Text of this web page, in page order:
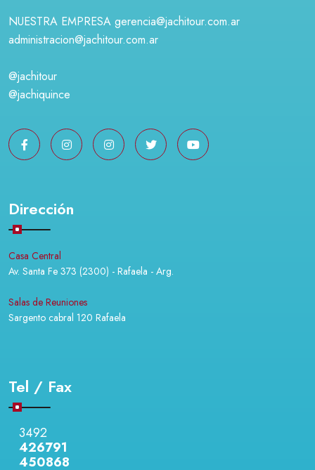
NUESTRA EMPRESA gerencia@jachitour.com.ar
administracion@jachitour.com.ar
@jachitour
@jachiquince
Dirección
Casa Central
Av. Santa Fe 373 (2300) - Rafaela - Arg.
Salas de Reuniones
Sargento cabral 120 Rafaela
Tel / Fax
3492
426791
450868